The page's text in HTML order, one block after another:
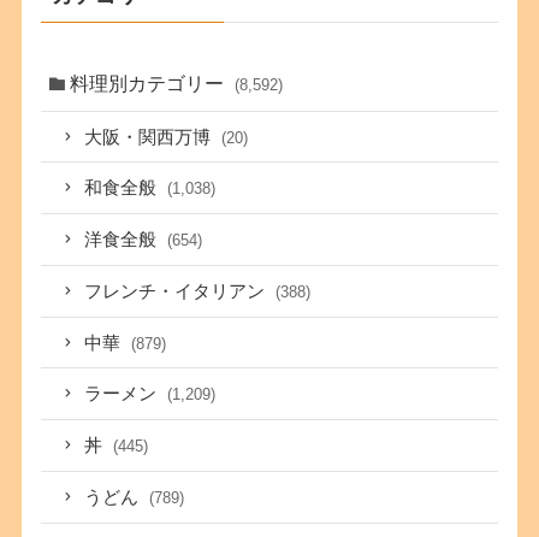
料理別カテゴリー (8,592)
大阪・関西万博 (20)
和食全般 (1,038)
洋食全般 (654)
フレンチ・イタリアン (388)
中華 (879)
ラーメン (1,209)
丼 (445)
うどん (789)